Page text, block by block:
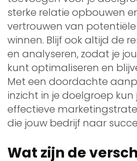
sterke relatie opbouwen
vertrouwen van
winnen. Blijf ook altijd de
en analyseren, zodat je
kunt optimaliseren en
Met een doordachte
inzicht in je doelgroep kun
effectieve
die jouw bedrijf naar
Wat zijn de